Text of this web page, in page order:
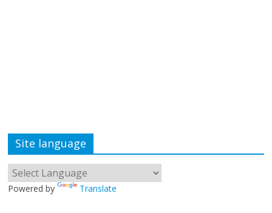
Site language
Powered by Translate